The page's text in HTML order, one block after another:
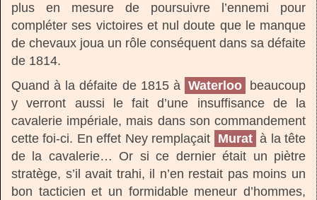
plus en mesure de poursuivre l’ennemi pour
compléter ses victoires et nul doute que le manque
de chevaux joua un rôle conséquent dans sa défaite
de 1814.
Quand à la défaite de 1815 à Waterloo
beaucoup
y verront aussi le fait d’une insuffisance de la
cavalerie impériale, mais dans son commandement
cette foi-ci. En effet Ney remplaçait Murat à la tête
de la cavalerie… Or si ce dernier était un piètre
stratège, s’il avait trahi, il n’en restait pas moins un
bon tacticien et un formidable meneur d’hommes,